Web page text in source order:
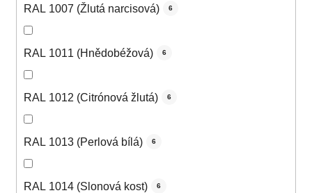
RAL 1007 (Žlutá narcisová) 6
RAL 1011 (Hnědobéžová) 6
RAL 1012 (Citrónová žlutá) 6
RAL 1013 (Perlová bílá) 6
RAL 1014 (Slonová kost) 6